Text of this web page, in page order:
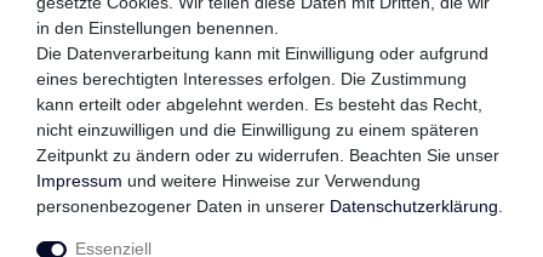
QUALITÄTSVERSPRECHEN
FOLGEN SIE UNS
in den Einstellungen benennen.
Die Datenverarbeitung kann mit Einwilligung oder aufgrund
eines berechtigten Interesses erfolgen. Die Zustimmung
kann erteilt oder abgelehnt werden. Es besteht das Recht,
nicht einzuwilligen und die Einwilligung zu einem späteren
Zeitpunkt zu ändern oder zu widerrufen. Beachten Sie unser
Impressum und weitere Hinweise zur Verwendung
personenbezogener Daten in unserer Daten­schutz­erklärung
Essenziell